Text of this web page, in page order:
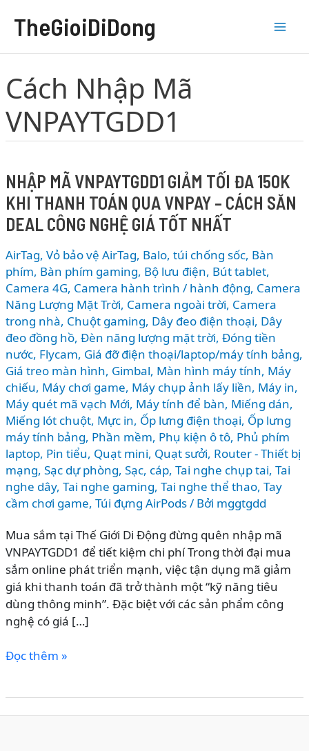
TheGioiDiDong
Cách Nhập Mã
VNPAYTGDD1
NHẬP MÃ VNPAYTGDD1 GIẢM TỐI ĐA 150K
KHI THANH TOÁN QUA VNPAY – CÁCH SĂN
DEAL CÔNG NGHỆ GIÁ TỐT NHẤT
AirTag, Vỏ bảo vệ AirTag, Balo, túi chống sốc, Bàn
phím, Bàn phím gaming, Bộ lưu điện, Bút tablet,
Camera 4G, Camera hành trình / hành động, Camera
Năng Lượng Mặt Trời, Camera ngoài trời, Camera
trong nhà, Chuột gaming, Dây đeo điện thoại, Dây
đeo đồng hồ, Đèn năng lượng mặt trời, Đóng tiền
nước, Flycam, Giá đỡ điện thoại/laptop/máy tính bảng,
Giá treo màn hình, Gimbal, Màn hình máy tính, Máy
chiếu, Máy chơi game, Máy chụp ảnh lấy liền, Máy in,
Máy quét mã vạch Mới, Máy tính để bàn, Miếng dán,
Miếng lót chuột, Mực in, Ốp lưng điện thoại, Ốp lưng
máy tính bảng, Phần mềm, Phụ kiện ô tô, Phủ phím
laptop, Pin tiểu, Quạt mini, Quạt sưởi, Router - Thiết bị
mạng, Sạc dự phòng, Sạc, cáp, Tai nghe chụp tai, Tai
nghe dây, Tai nghe gaming, Tai nghe thể thao, Tay
cầm chơi game, Túi đựng AirPods/ Bởi mggtgdd
Mua sắm tại Thế Giới Di Động đừng quên nhập mã
VNPAYTGDD1 để tiết kiệm chi phí Trong thời đại mua
sắm online phát triển mạnh, việc tận dụng mã giảm
giá khi thanh toán đã trở thành một “kỹ năng tiêu
dùng thông minh”. Đặc biệt với các sản phẩm công
nghệ có giá […]
NHẬP
Đọc thêm »